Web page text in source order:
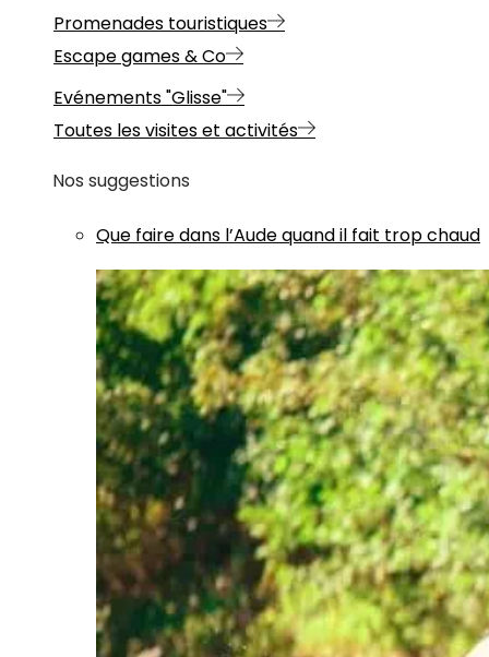
Promenades touristiques
Escape games & Co
Evénements "Glisse"
Toutes les visites et activités
Nos suggestions
Que faire dans l’Aude quand il fait trop chaud